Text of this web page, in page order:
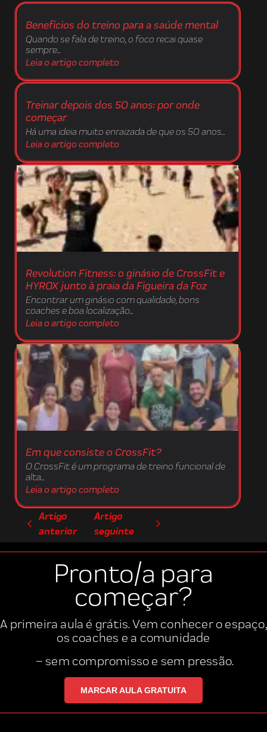
Benefícios do treino para a saúde mental
Quando se fala de treino, o foco recai quase
sempre...
Leia o artigo completo
Treinar depois dos 50 anos: por onde
começar
Há uma ideia muito enraizada de que os 50 anos...
Leia o artigo completo
Revolution Fitness: o ginásio de CrossFit e
HYROX junto à praia da Figueira da Foz
Encontrar um ginásio com qualidade, bons
coaches e boa localização...
Leia o artigo completo
Em que consiste o CrossFit?
O CrossFit é um programa de treino funcional de
alta...
Leia o artigo completo
Artigo
anterior
Artigo
seguinte
Pronto/a para
começar?
A primeira aula é grátis. Vem conhecer o espaço,
os coaches e a comunidade
– sem compromisso e sem pressão.
MARCAR AULA GRATUITA